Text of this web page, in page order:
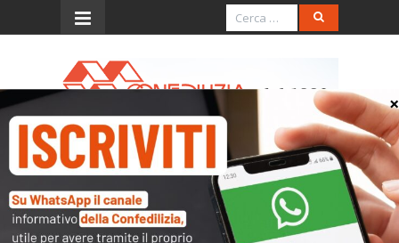
Menu
Messaggio inviato con
successo